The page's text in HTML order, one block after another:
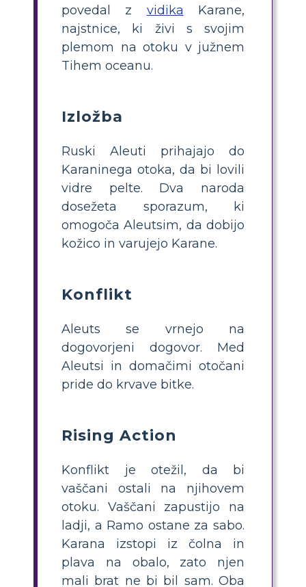
povedal z vidika Karane,
najstnice, ki živi s svojim
plemom na otoku v južnem
Tihem oceanu.
Izložba
Ruski Aleuti prihajajo do
Karaninega otoka, da bi lovili
vidre pelte. Dva naroda
dosežeta sporazum, ki
omogoča Aleutsim, da dobijo
kožico in varujejo Karane.
Konflikt
Aleuts se vrnejo na
dogovorjeni dogovor. Med
Aleutsi in domačimi otočani
pride do krvave bitke.
Rising Action
Konflikt je otežil, da bi
vaščani ostali na njihovem
otoku. Vaščani zapustijo na
ladji, a Ramo ostane za sabo.
Karana izstopi iz čolna in
plava na obalo, zato njen
mali brat ne bi bil sam. Oba